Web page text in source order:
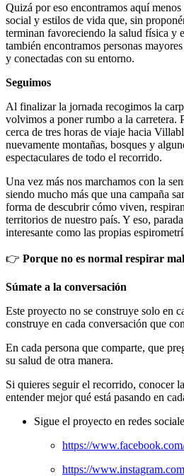
Quizá por eso encontramos aquí menos
social y estilos de vida que, sin
terminan favoreciendo la salud física y
también encontramos personas
y conectadas con su entorno.
Seguimos
Al finalizar la jornada recogimos la
volvimos a poner rumbo a la carretera.
cerca de tres horas de viaje hacia
nuevamente montañas, bosques y
espectaculares de todo el recorrido.
Una vez más nos marchamos con la
siendo mucho más que una campaña
forma de descubrir cómo viven,
territorios de nuestro país. Y eso,
interesante como las propias
👉 Porque no es normal respirar
Súmate a la conversación
Este proyecto no se construye solo en
construye en cada conversación que
En cada persona que comparte, que
su salud de otra manera.
Si quieres seguir el recorrido, conocer
entender mejor qué está pasando en
Sigue el proyecto en redes
https://
https://